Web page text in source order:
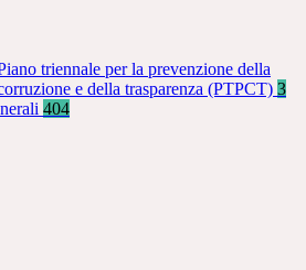
triennale per la prevenzione della
e della trasparenza (PTPCT) 3
404